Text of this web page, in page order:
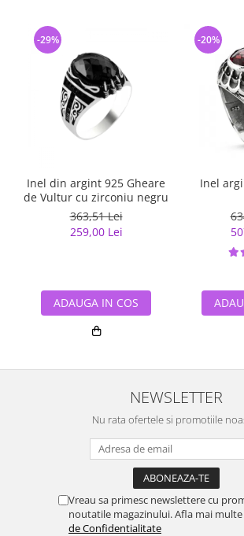
Inel din argint 925 Gheare
de Vultur cu zirconiu negru
363,51 Lei
259,00 Lei
-29%
ADAUGA IN COS
Inel
-20%
NEWSLETTER
Nu rata ofertele si promotiile
Vreau sa primesc newslettere cu
noutatile magazinului. Afla mai multe
de Confidentialitate